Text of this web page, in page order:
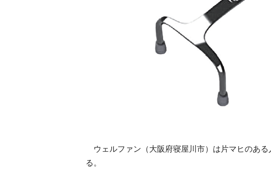
ウェルファン（大阪府寝屋川市）は片マヒのあ
る。